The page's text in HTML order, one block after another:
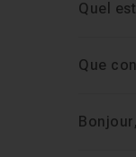
Quel
Que